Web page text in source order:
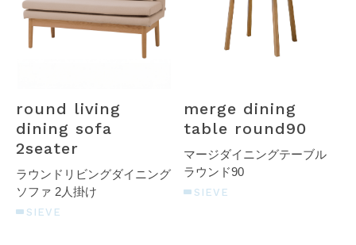
round living
dining sofa
2seater
ラウンドリビングダイニング
ソファ 2人掛け
SIEVE
merge dining
table round90
マージダイニングテーブル
ラウンド90
SIEVE